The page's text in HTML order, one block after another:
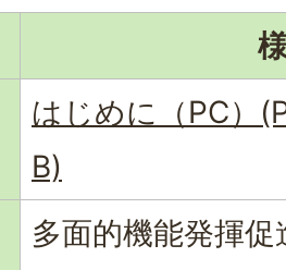
はじめに（PC）
B)
多面的機能発揮